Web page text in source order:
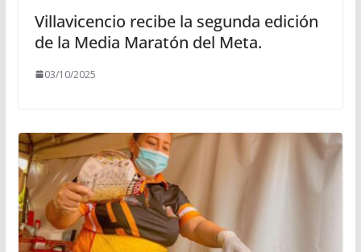
Villavicencio recibe la segunda edición
de la Media Maratón del Meta.
03/10/2025